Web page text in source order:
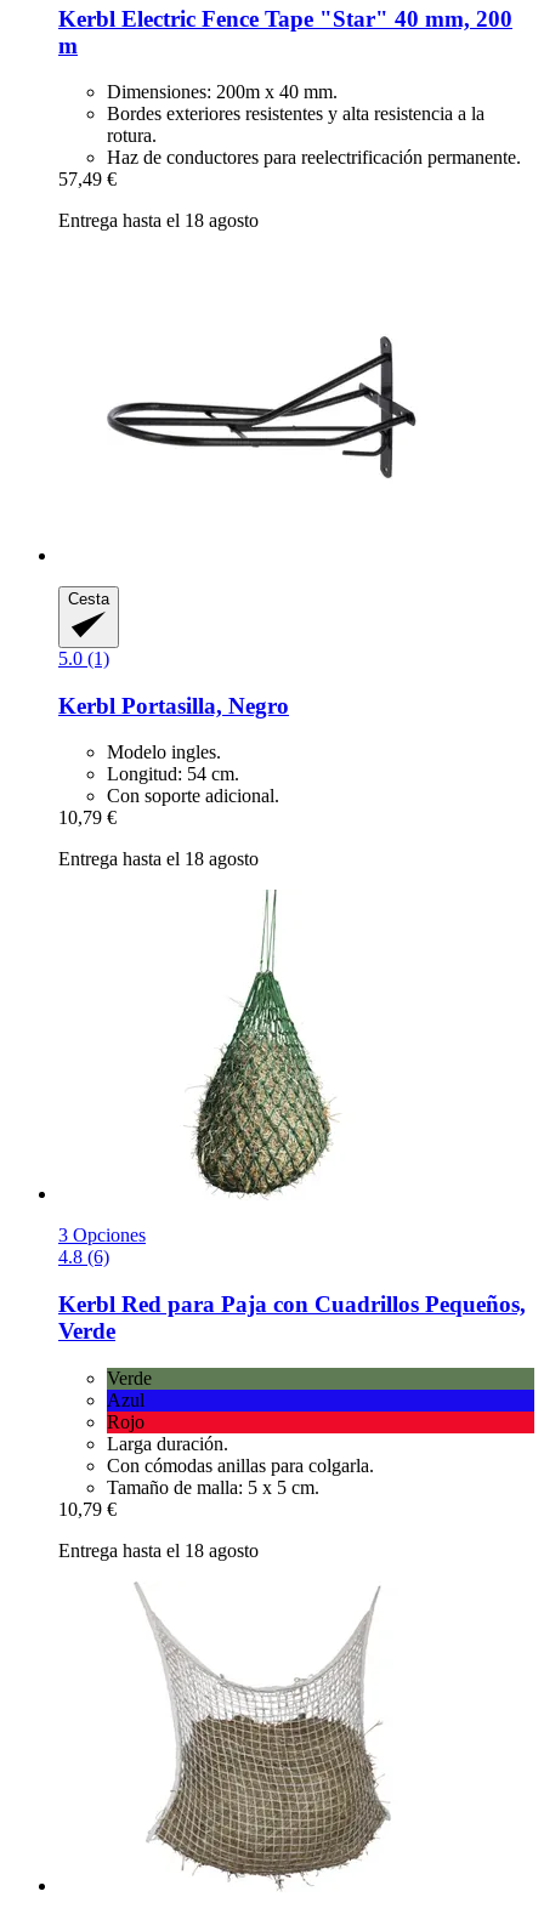
Kerbl Electric Fence Tape "Star" 40 mm, 200
m
Dimensiones: 200m x 40 mm.
Bordes exteriores resistentes y alta resistencia a la
rotura.
Haz de conductores para reelectrificación permanente.
57,49 €
Entrega hasta el 18 agosto
Cesta
5.0 (1)
Kerbl Portasilla, Negro
Modelo ingles.
Longitud: 54 cm.
Con soporte adicional.
10,79 €
Entrega hasta el 18 agosto
3 Opciones
4.8 (6)
Kerbl Red para Paja con Cuadrillos Pequeños,
Verde
Verde
Azul
Rojo
Larga duración.
Con cómodas anillas para colgarla.
Tamaño de malla: 5 x 5 cm.
10,79 €
Entrega hasta el 18 agosto